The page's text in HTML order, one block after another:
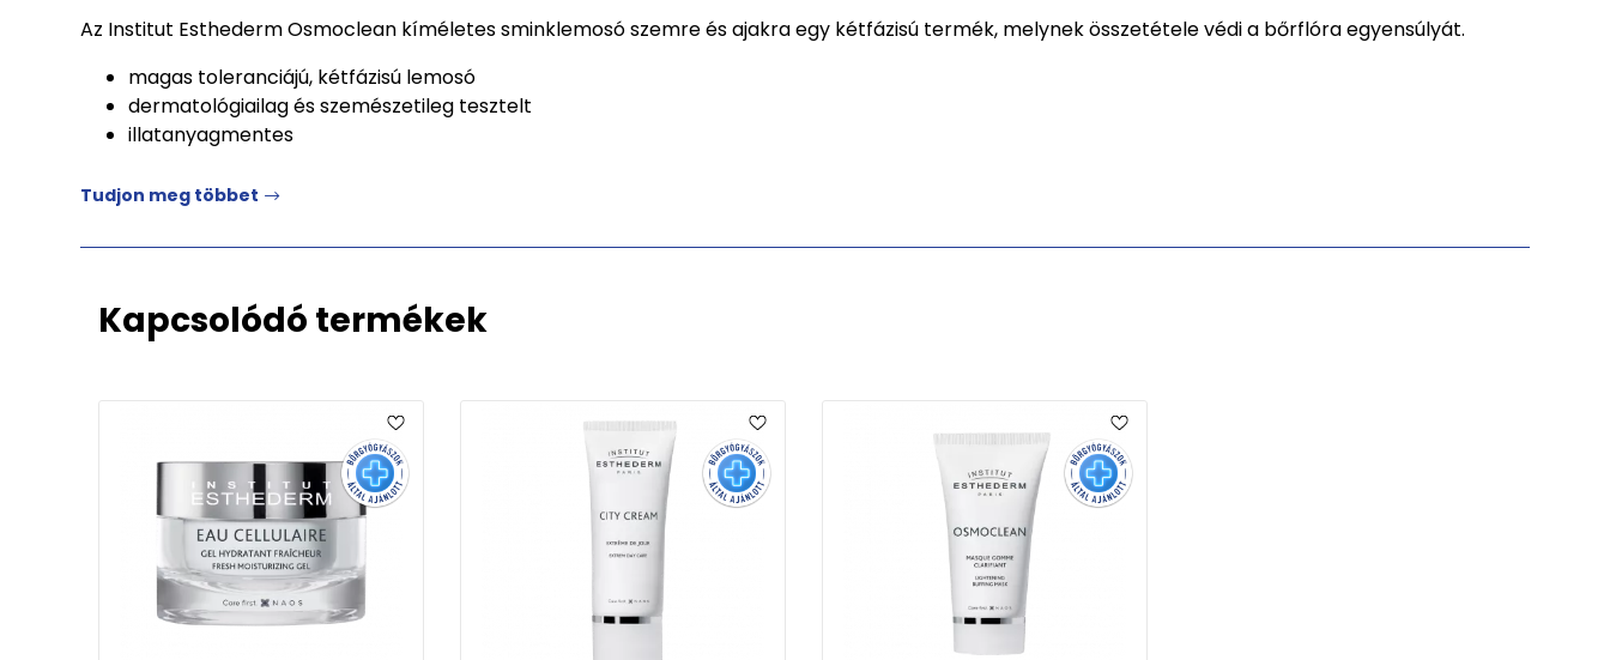
Az Institut Esthederm Osmoclean kíméletes sminklemosó szemre és ajakra egy kétfázisú termék, melynek összetétele védi a bőrflóra egyensúlyát.
magas toleranciájú, kétfázisú lemosó
dermatológiailag és szemészetileg tesztelt
illatanyagmentes
Tudjon meg többet
Kapcsolódó termékek